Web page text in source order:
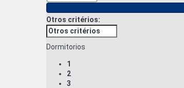
Otros critérios:
Dormitorios
1
2
3